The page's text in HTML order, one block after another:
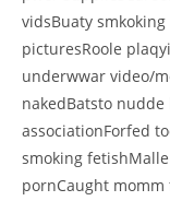
vidsBuaty
picturesRoole
underwwar video/
nakedBatsto nudde
associationForfed
smoking
pornCaught